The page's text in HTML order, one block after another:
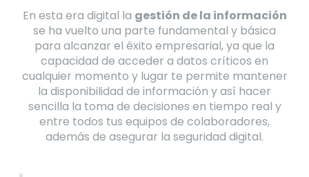
En esta era digital la gestión de la información
se ha vuelto una parte fundamental y básica
para alcanzar el éxito empresarial, ya que la
capacidad de acceder a datos críticos en
cualquier momento y lugar te permite mantener
la disponibilidad de información y así hacer
sencilla la toma de decisiones en tiempo real y
entre todos tus equipos de colaboradores,
además de asegurar la seguridad digital.